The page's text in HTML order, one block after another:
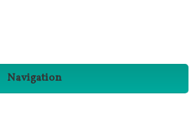
Navigation